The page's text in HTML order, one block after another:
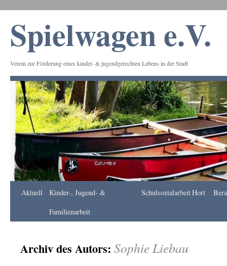
Spielwagen e.V.
Verein zur Förderung eines kinder- & jugendgerechten Lebens in der Stadt
Apotheke
Aktuell
Kinder-, Jugend- &
Familienarbeit
SchulsozialarbeitHort
Archiv des Autors: Sophie Liebau